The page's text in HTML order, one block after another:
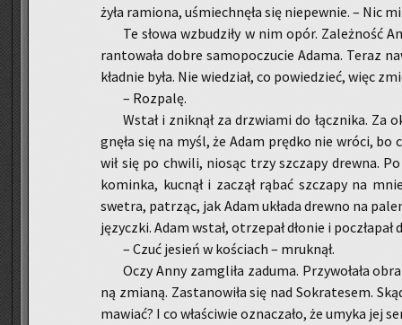
ży­ła ra­mio­na, uśmiech­nę­ła się nie­pew­nie. – Nic
Te słowa wzbu­dzi­ły w nim opór. Za­leż­ność
ran­to­wa­ła dobre sa­mo­po­czu­cie Adama. Teraz
kład­nie była. Nie wie­dział, co po­wie­dzieć, więc
– Roz­pa­lę.
Wstał i znik­nął za drzwia­mi do łącz­ni­ka. Za
gnę­ła się na myśl, że Adam pręd­ko nie wróci,
wił się po chwi­li, nio­sąc trzy szcza­py drew­na.
ko­min­ka, kuc­nął i za­czął rąbać szcza­py na
swe­tra, pa­trząc, jak Adam ukła­da drew­no na
ję­zycz­ki. Adam wstał, otrze­pał dło­nie i po­czła­pał
– Czuć je­sień w ko­ściach – mruk­nął.
Oczy Anny za­mgli­ła za­du­ma. Przy­wo­ła­ła
ną zmia­ną. Za­sta­no­wi­ła się nad So­kra­te­sem.
ma­wiać? I co wła­ści­wie ozna­cza­ło, że umyka jej